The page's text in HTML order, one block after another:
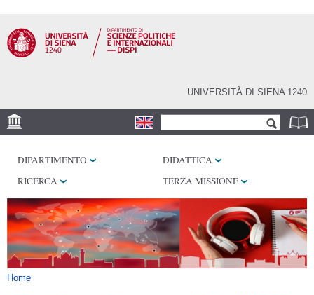
contenuto
principale
UNIVERSITÀ DI SIENA 1240
Form di ricerca
LABORATORI
BIBLIOTECHE
SERVIZI
DIPARTIMENTO
DIDATTICA
RICERCA
TERZA MISSIONE
Tu sei qui
Home